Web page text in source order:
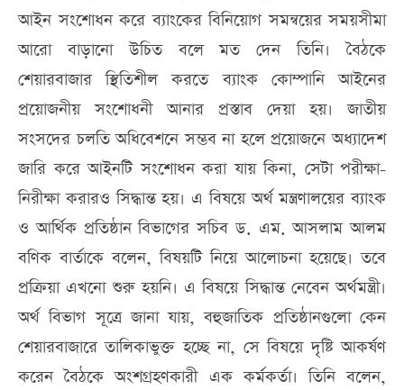
আইন সংশোধন করে ব্যাংকের বিনিয়োগ সমন্বয়ের সময়সীমা
আরো বাড়ানো উচিত বলে মত দেন তিনি। বৈঠকে
শেয়ারবাজার স্থিতিশীল করতে ব্যাংক কোম্পানি আইনের
প্রয়োজনীয় সংশোধনী আনার প্রস্তাব দেয়া হয়। জাতীয়
সংসদের চলতি অধিবেশনে সম্ভব না হলে প্রয়োজনে অধ্যাদেশ
জারি করে আইনটি সংশোধন করা যায় কিনা, সেটা পরীক্ষা-
নিরীক্ষা করারও সিদ্ধান্ত হয়। এ বিষয়ে অর্থ মন্ত্রণালয়ের ব্যাংক
ও আর্থিক প্রতিষ্ঠান বিভাগের সচিব ড. এম. আসলাম আলম
বণিক বার্তাকে বলেন, বিষয়টি নিয়ে আলোচনা হয়েছে। তবে
প্রক্রিয়া এখনো শুরু হয়নি। এ বিষয়ে সিদ্ধান্ত নেবেন অর্থমন্ত্রী।
অর্থ বিভাগ সূত্রে জানা যায়, বহুজাতিক প্রতিষ্ঠানগুলো কেন
শেয়ারবাজারে তালিকাভুক্ত হচ্ছে না, সে বিষয়ে দৃষ্টি আকর্ষণ
করেন বৈঠকে অংশগ্রহণকারী এক কর্মকর্তা। তিনি বলেন,